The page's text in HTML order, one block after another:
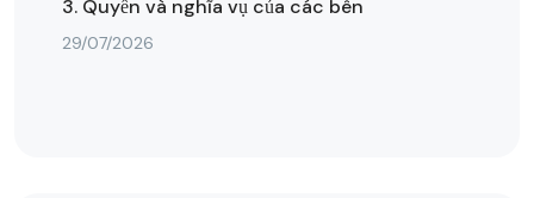
3. Quyền và nghĩa vụ của các bên
29/07/2026